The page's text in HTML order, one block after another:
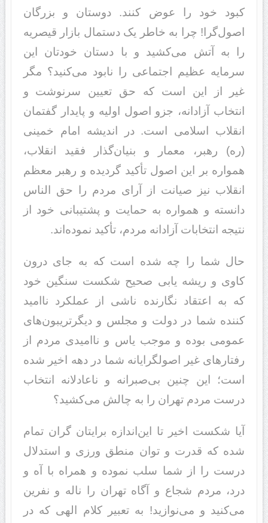
کبود خود را عوض کنند. دوستان و بزرگان
اصول‌گرا! چرا به خاطر یک دستمال بازار قیصریه
را به آتش می‌کشید و با دستان خودتان این
سرمایه عظیم اجتماعی را نابود می‌کنید؟ مگر
غیر از این است که حق تعیین سرنوشت و
انتخاب آزادانه، جزو اصول اولیه و پایدار گفتمان
انقلاب اسلامی است. در اندیشه امام خمینی
(ره) رهبر، معمار و بنیان‌گذار فقید انقلاب،
همواره بر این اصول تأکید گردیده و رهبر معظم
انقلاب نیز صیانت از آرای مردم را حق الناس
دانسته و همواره به حمایت و پشتیبانی خود از
نتیجه انتخابات آزادانه مردم، تأکید نموده‌اند.
حال شما را چه شده است که به جای درون
کاوی و ریشه یابی صحیح شکست سنگین خود
که به اعتقاد نگارنده ناشی از عملکرد ناامید
کننده شما در دولت و مجلس و دیگر‌تریبون‌های
عمومی بوده و موجب یاس و ناامیدی مردم از
رفتارهای غیر اصولگرایانه شما در دهه اخیر شده
است؛ این چنین بی‌صبرانه و ناعادلانه انتخاب
درست مردم تهران را به چالش می‌کشید؟
آیا شکست اخیر تا این‌اندازه برایتان گران تمام
شده که قدرت و توان منطق ورزی و استدلال
درست را از شما سلب نموده و همراه با آه و
درد، مردم شجاع و آگاه تهران را ناله و نفرین
می‌کنید و می‌نوازید! به تعبیر کلام الهی که در